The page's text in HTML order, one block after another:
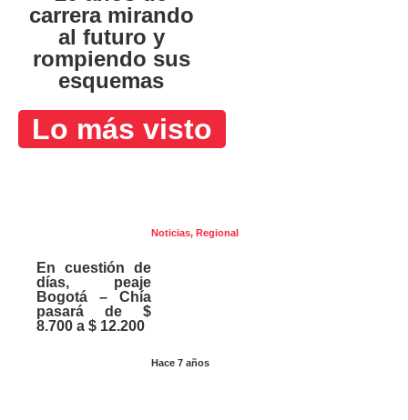
carrera mirando
al futuro y
rompiendo sus
esquemas
Lo más visto
Noticias, Regional
Hace 7 años
En cuestión de
días, peaje
Bogotá – Chía
pasará de $
8.700 a $ 12.200